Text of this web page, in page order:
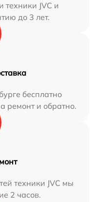
техники JVC и
до 3 лет.
бесплатно
ремонт и обратно.
техники JVC мы
2 часов.